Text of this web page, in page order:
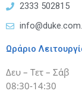
2333 502815
Ωράριο
Δευ – Τετ – Σάβ
08:30-14:30